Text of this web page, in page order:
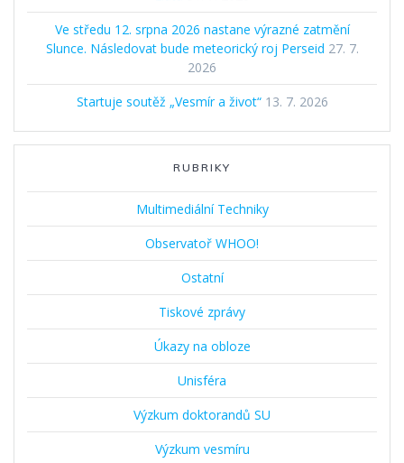
Ve středu 12. srpna 2026 nastane výrazné zatmění
Slunce. Následovat bude meteorický roj Perseid 27. 7.
2026
Startuje soutěž „Vesmír a život“ 13. 7. 2026
RUBRIKY
Multimediální Techniky
Observatoř WHOO!
Ostatní
Tiskové zprávy
Úkazy na obloze
Unisféra
Výzkum doktorandů SU
Výzkum vesmíru